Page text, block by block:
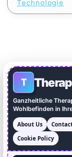
Technologie
T
Ganzheitliche
Wohlbefinden in
About Us
Cookie Policy